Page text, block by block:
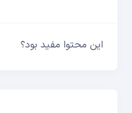
این محتوا مفید بود؟